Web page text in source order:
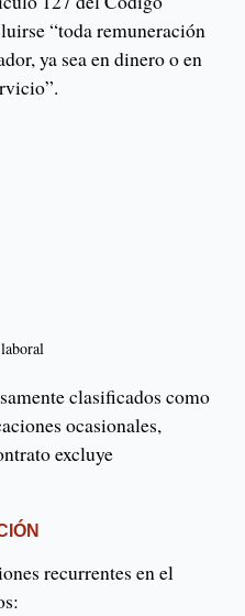
“toda remuneración
ya sea en dinero o en
clasificados como
ocasionales,
excluye
recurrentes en el